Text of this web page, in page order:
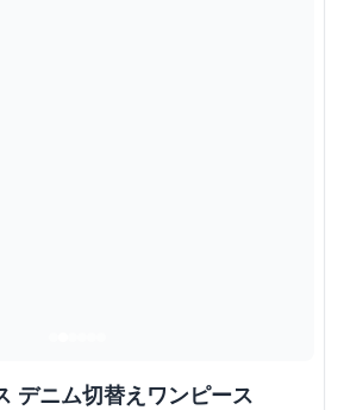
デニム切替えワンピース